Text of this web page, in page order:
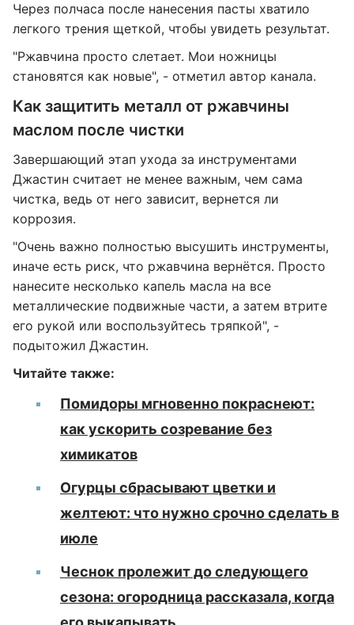
Через полчаса после нанесения пасты хватило
легкого трения щеткой, чтобы увидеть результат.
"Ржавчина просто слетает. Мои ножницы
становятся как новые", - отметил автор канала.
Как защитить металл от ржавчины
маслом после чистки
Завершающий этап ухода за инструментами
Джастин считает не менее важным, чем сама
чистка, ведь от него зависит, вернется ли
коррозия.
"Очень важно полностью высушить инструменты,
иначе есть риск, что ржавчина вернётся. Просто
нанесите несколько капель масла на все
металлические подвижные части, а затем втрите
его рукой или воспользуйтесь тряпкой", -
подытожил Джастин.
Читайте также:
Помидоры мгновенно покраснеют:
как ускорить созревание без
химикатов
Огурцы сбрасывают цветки и
желтеют: что нужно срочно сделать в
июле
Чеснок пролежит до следующего
сезона: огородница рассказала, когда